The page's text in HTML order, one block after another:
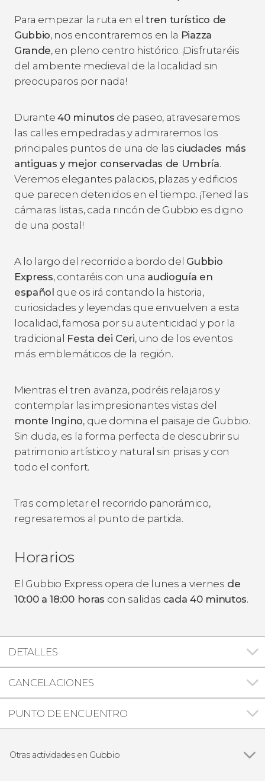
Para empezar la ruta en eltren turístico de
Gubbio, nos encontraremos en la Piazza
Grande, en pleno centro histórico. ¡Disfrutaréis
del ambiente medieval de la localidad sin
preocuparos por nada!
Durante40 minutos de paseo, atravesaremos
las calles empedradas y admiraremos los
principales puntos de una de las ciudades más
antiguas y mejor conservadas de Umbría.
Veremos elegantes palacios, plazas y edificios
que parecen detenidos en el tiempo. ¡Tened las
cámaras listas, cada rincón de Gubbio es digno
de una postal!
A lo largo del recorrido a bordo del Gubbio
Express, contaréis con una audioguía en
español que os irá contando la historia,
curiosidades y leyendas que envuelven a esta
localidad, famosa por su autenticidad y por la
tradicional Festa dei Ceri, uno de los eventos
más emblemáticos de la región.
Mientras el tren avanza, podréis relajaros y
contemplar las impresionantes vistas del
monte Ingino, que domina el paisaje de Gubbio.
Sin duda, es la forma perfecta de descubrir su
patrimonio artístico y natural sin prisas y con
todo el confort.
Tras completar el recorrido panorámico,
regresaremos al punto de partida.
Horarios
El Gubbio Express opera de lunes a viernes de
10:00 a 18:00 horas con salidas cada 40 minutos.
DETALLES
CANCELACIONES
PUNTO DE ENCUENTRO
Otras actividades en Gubbio